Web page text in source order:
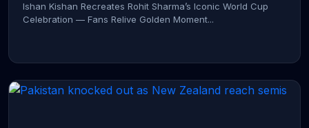
Ishan Kishan Recreates Rohit Sharma’s Iconic World Cup
Celebration — Fans Relive Golden Moment...